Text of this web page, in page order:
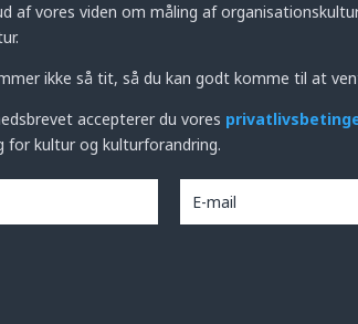
af vores viden om måling af
ikke så tit, så du kan godt komme til at
accepterer du vores
for kultur og kulturforandring.